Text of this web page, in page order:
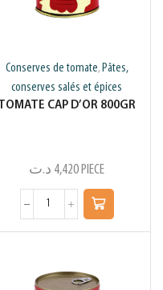
Conserves de tomate, Pâtes,
conserves salés et épices
TOMATE CAP D’OR 800GR
4,420 د.ت PIECE